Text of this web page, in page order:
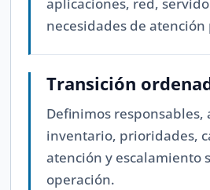
aplicaciones, red,
necesidades de atención
Transición
Definimos responsables,
inventario, prioridades,
atención y escalamiento
operación.